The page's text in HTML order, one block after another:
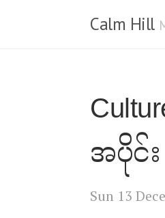
Calm Hill
အပိုင်
Sun 13